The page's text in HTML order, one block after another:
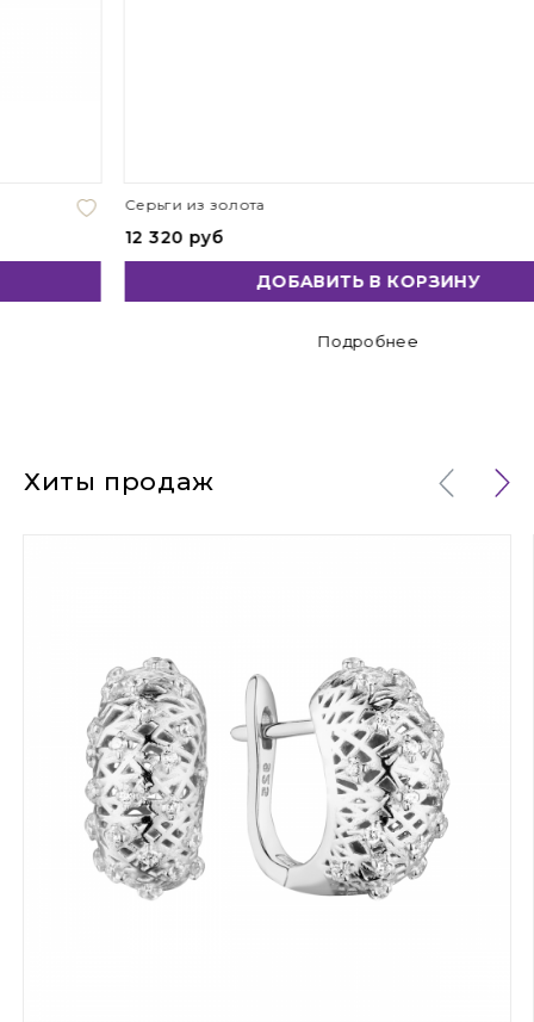
Серьги из золота
12 320 руб
ДОБАВИТЬ В КОРЗИНУ
Подробнее
Хиты продаж